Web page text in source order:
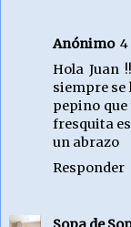
Anónimo 4
Hola Juan
siempre se
pepino que
fresquita
un abrazo
Responder